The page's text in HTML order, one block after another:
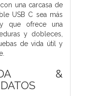
una carcasa de
USB C sea más
que ofrece una
y dobleces,
de vida útil y
&